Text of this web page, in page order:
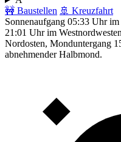
🚧 Baustellen 🚢 Kreuzfahrt
Sonnenaufgang 05:33 Uhr
21:01 Uhr im
Nordosten, Monduntergang
abnehmender Halbmond.